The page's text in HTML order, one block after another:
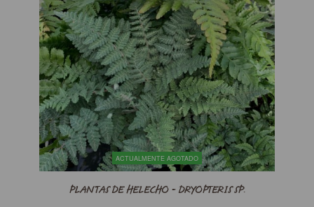
ACTUALMENTE AGOTADO
PLANTAS DE HELECHO - DRYOPTERIS SP.